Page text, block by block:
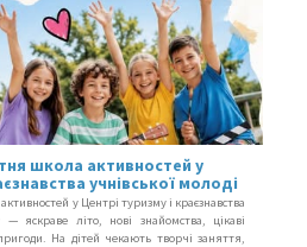
школа активностей у
учнівської молоді
у Центрі туризму і краєзнавства
— яскраве літо, нові знайомства, цікаві
На дітей чекають творчі заняття,